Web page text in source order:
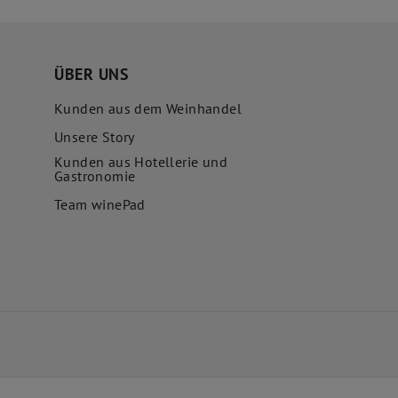
ÜBER UNS
Kunden aus dem Weinhandel
Unsere Story
Kunden aus Hotellerie und
Gastronomie
Team winePad